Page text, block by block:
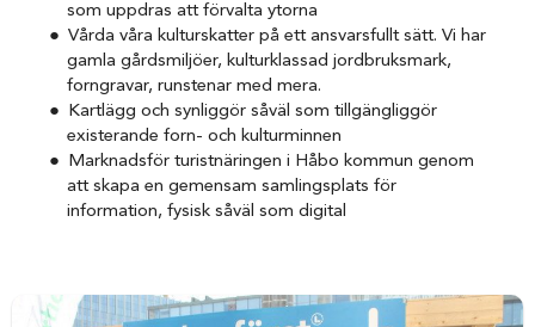
som uppdras att förvalta ytorna
Vårda våra kulturskatter på ett ansvarsfullt sätt. Vi har
gamla gårdsmiljöer, kulturklassad jordbruksmark,
forngravar, runstenar med mera.
Kartlägg och synliggör såväl som tillgängliggör
existerande forn- och kulturminnen
Marknadsför turistnäringen i Håbo kommun genom
att skapa en gemensam samlingsplats för
information, fysisk såväl som digital